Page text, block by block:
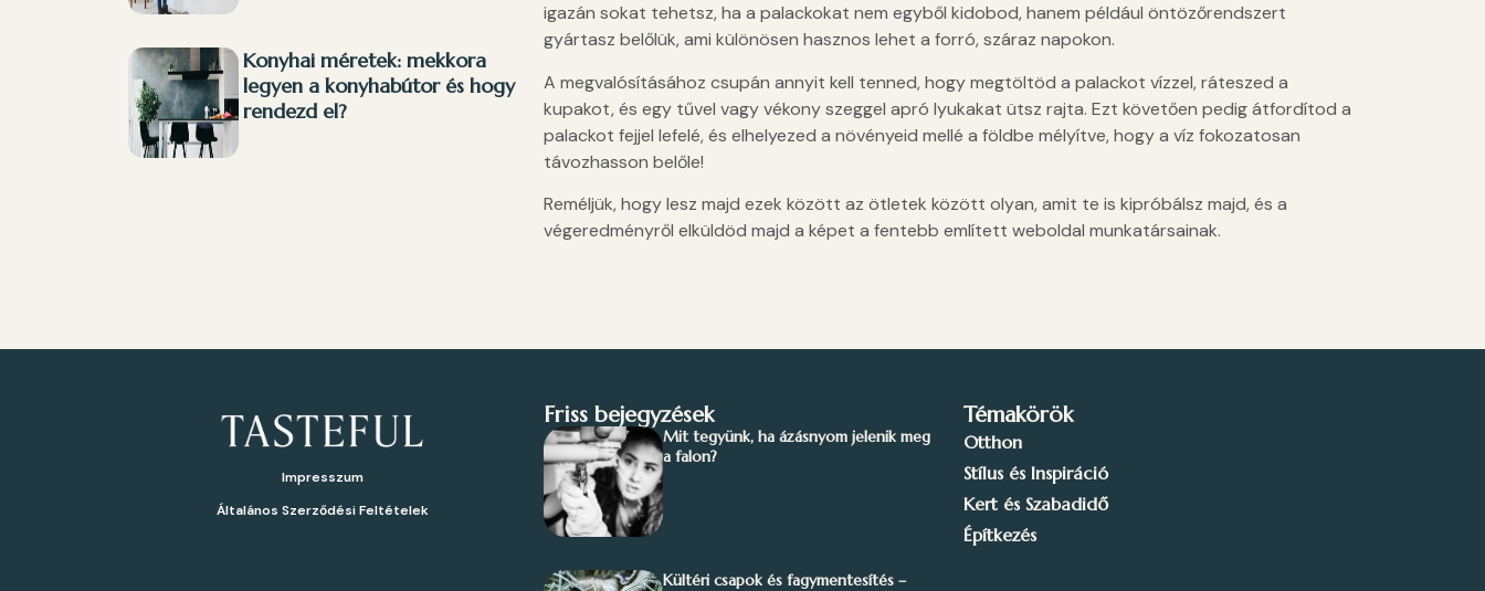
Konyhai méretek: mekkora
legyen a konyhabútor és hogy
rendezd el?
igazán sokat tehetsz, ha a palackokat nem egyből kidobod, hanem például öntözőrendszert
gyártasz belőlük, ami különösen hasznos lehet a forró, száraz napokon.
A megvalósításához csupán annyit kell tenned, hogy megtöltöd a palackot vízzel, ráteszed a
kupakot, és egy tűvel vagy vékony szeggel apró lyukakat ütsz rajta. Ezt követően pedig átfordítod a
palackot fejjel lefelé, és elhelyezed a növényeid mellé a földbe mélyítve, hogy a víz fokozatosan
távozhasson belőle!
Reméljük, hogy lesz majd ezek között az ötletek között olyan, amit te is kipróbálsz majd, és a
végeredményről elküldöd majd a képet a fentebb említett weboldal munkatársainak.
Impresszum
Általános Szerződési Feltételek
Friss bejegyzések
Mit tegyünk, ha ázásnyom jelenik meg
a falon?
Kültéri csapok és fagymentesítés –
Témakörök
Otthon
Stílus és Inspiráció
Kert és Szabadidő
Építkezés